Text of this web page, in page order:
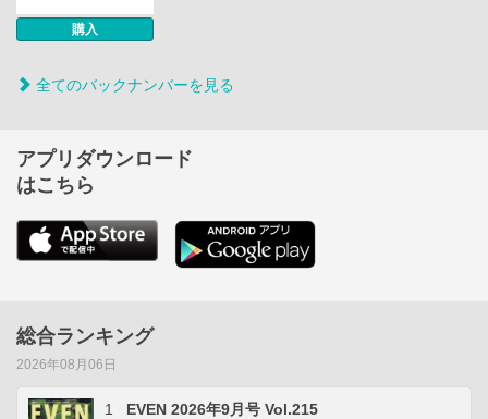
購入
全てのバックナンバーを見る
アプリダウンロード
はこちら
総合ランキング
2026年08月06日
1 EVEN 2026年9月号 Vol.215